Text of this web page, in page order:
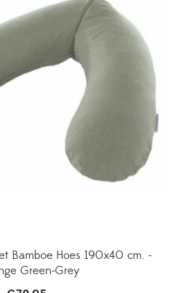
Bamboe Hoes 190x40 cm. -
Green-Grey